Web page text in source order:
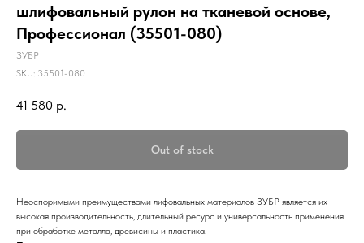
шлифовальный рулон на тканевой основе,
Профессионал (35501-080)
ЗУБР
SKU: 35501-080
41 580 р.
Out of stock
Неоспоримыми преимуществами лифовальных материалов ЗУБР является их
высокая производительность, длительный ресурс и универсальность применения
при обработке металла, древисины и пластика.